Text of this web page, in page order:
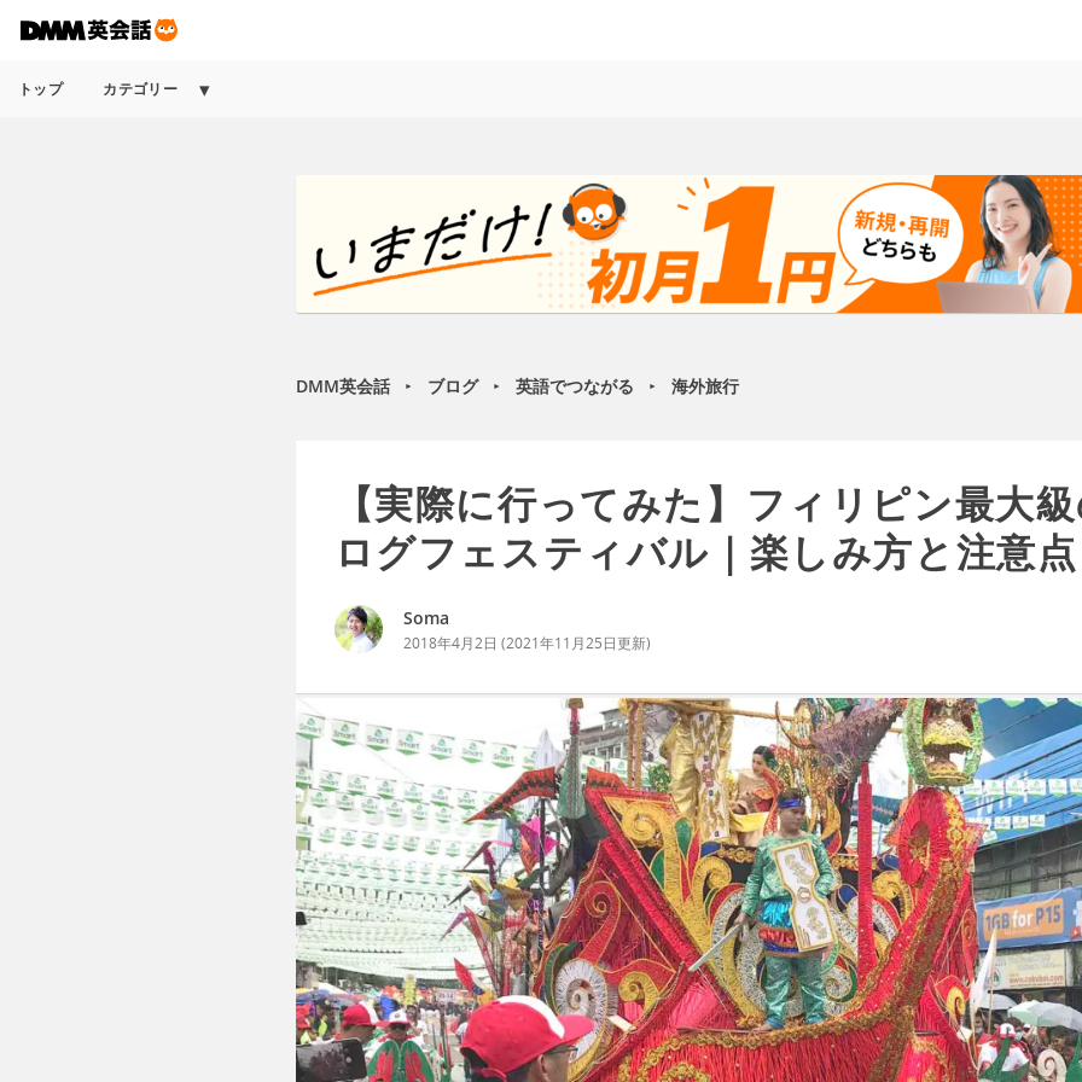
トップ カテゴリー
DMM英会話 ► ブログ ► 英語でつながる ► 海外旅行
【実際に行ってみた】フィリピン最大
ログフェスティバル｜楽しみ方と注意
Soma
2018年4月2日 (2021年11月25日更新)